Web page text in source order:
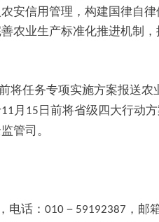
安信用管理，构建国律自
农业生产标准化推进机制
将任务专项实施方案报送
11 月 15 日前将省级四大行动
管司。
电话： 010 － 59192387 ，邮